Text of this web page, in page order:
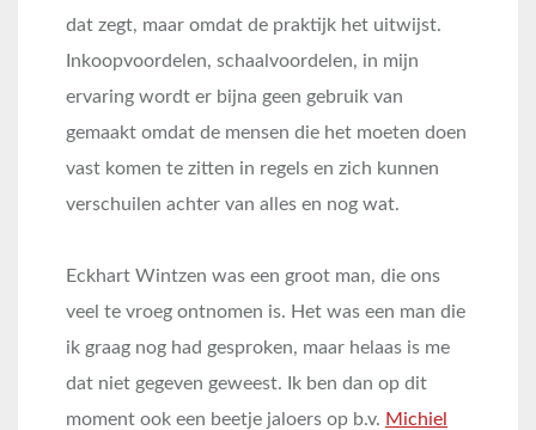
dat zegt, maar omdat de praktijk het uitwijst.
Inkoopvoordelen, schaalvoordelen, in mijn
ervaring wordt er bijna geen gebruik van
gemaakt omdat de mensen die het moeten doen
vast komen te zitten in regels en zich kunnen
verschuilen achter van alles en nog wat.
Eckhart Wintzen was een groot man, die ons
veel te vroeg ontnomen is. Het was een man die
ik graag nog had gesproken, maar helaas is me
dat niet gegeven geweest. Ik ben dan op dit
moment ook een beetje jaloers op b.v. Michiel